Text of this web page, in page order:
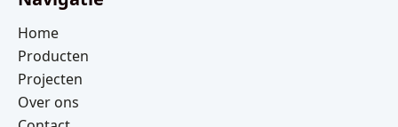
Home
Producten
Projecten
Over ons